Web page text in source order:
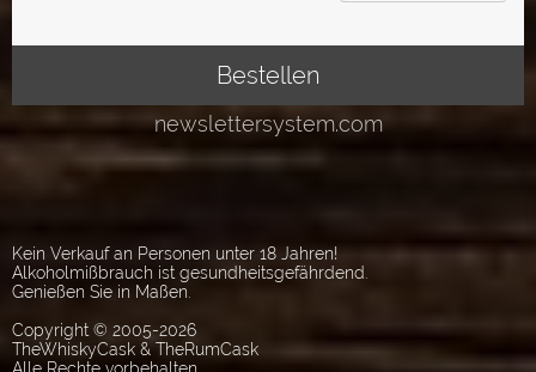
Kein Verkauf an Personen unter 18 Jahren!
Alkoholmißbrauch ist gesundheitsgefährdend.
Genießen Sie in Maßen.
Copyright © 2005-2026
TheWhiskyCask & TheRumCask